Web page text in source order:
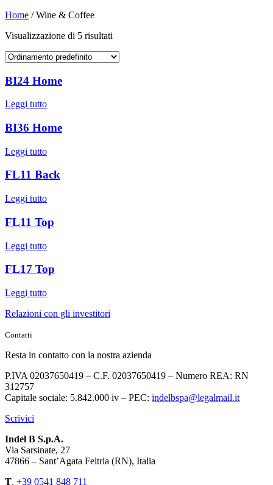
Home / Wine & Coffee
Visualizzazione di 5 risultati
BI24 Home
Leggi tutto
BI36 Home
Leggi tutto
FL11 Back
Leggi tutto
FL11 Top
Leggi tutto
FL17 Top
Leggi tutto
Relazioni con gli investitori
Contatti
Resta in contatto con la nostra azienda
P.IVA 02037650419 – C.F. 02037650419 – Numero REA: RN
312757
Capitale sociale: 5.842.000 iv – PEC: indelbspa@legalmail.it
Scrivici
Indel B S.p.A.
Via Sarsinate, 27
47866 – Sant’Agata Feltria (RN), Italia
T. +39 0541 848 711